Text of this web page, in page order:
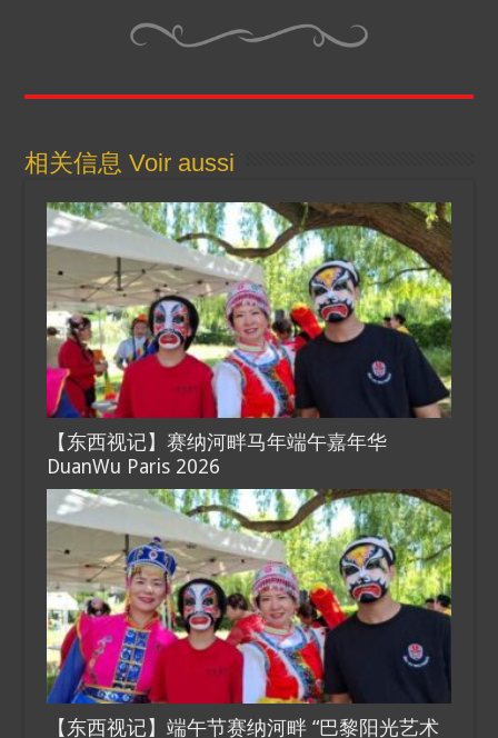
相关信息 Voir aussi
【东西视记】赛纳河畔马年端午嘉年华
DuanWu Paris 2026
【东西视记】端午节赛纳河畔 “巴黎阳光艺术